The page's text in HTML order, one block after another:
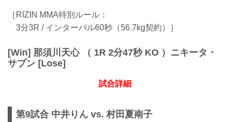
［RIZIN MMA特別ルール：
3分3R / インターバル60秒（56.7kg契約）］
[Win] 那須川天心 （ 1R 2分47秒 KO ）ニキータ・
サプン [Lose]
試合詳細
第9試合 中井りん vs. 村田夏南子